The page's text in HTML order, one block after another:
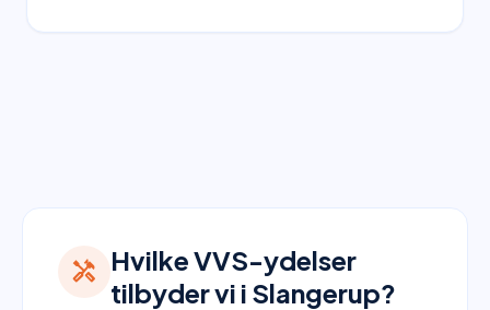
handyman Hvilke VVS-ydelser
tilbyder vi i Slangerup?